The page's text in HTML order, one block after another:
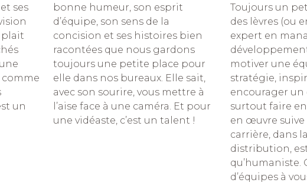
ses
plait
un
bonne humeur, son esprit
d’équipe, son sens de la
concision et ses histoires bien
racontées que nous gardons
toujours une petite place pour
elle dans nos bureaux. Elle sait,
avec son sourire, vous mettre à
l’aise face à une caméra. Et pour
une vidéaste, c’est un talent !
Toujours un
des lèvres (ou
expert en
motiver une
stratégie,
encourager
surtout faire
en œuvre suive
carrière, dans
distribution,
qu’humaniste.
d’équipes à